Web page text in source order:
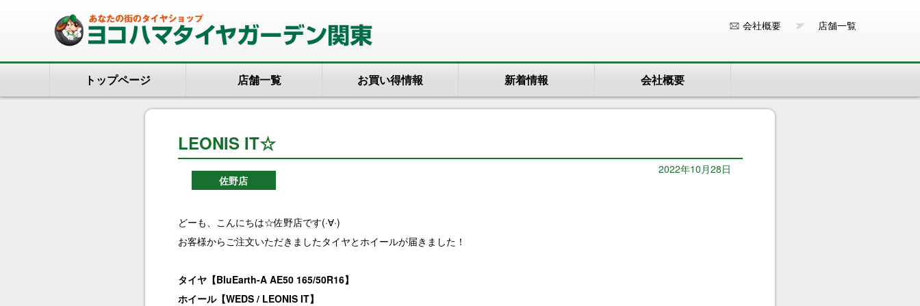
店舗一覧
会社概要
トップページ 店舗一覧 お買い得情報 新着情報 会社概要
LEONIS IT☆
佐野店
2022年10月28日
どーも、こんにちは☆佐野店です(·∀·)
お客様からご注文いただきましたタイヤとホイールが届きました！
タイヤ【BluEarth-A AE50 165/50R16】
ホイール【WEDS / LEONIS IT】